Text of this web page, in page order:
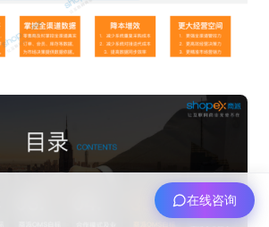
在线咨询